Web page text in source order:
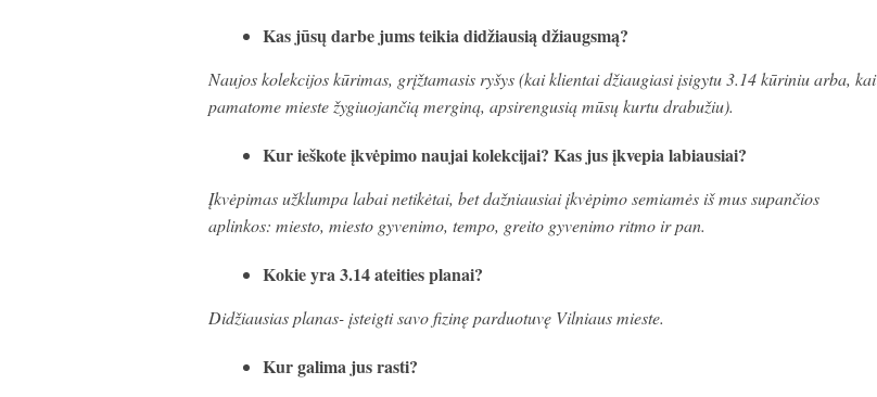
Kas jūsų darbe jums teikia didžiausią džiaugsmą?
Naujos kolekcijos kūrimas, grįžtamasis ryšys (kai klientai džiaugiasi įsigytu 3.14 kūriniu arba, kai
pamatome mieste žygiuojančią merginą, apsirengusią mūsų kurtu drabužiu).
Kur ieškote įkvėpimo naujai kolekcijai? Kas jus įkvepia labiausiai?
Įkvėpimas užklumpa labai netikėtai, bet dažniausiai įkvėpimo semiamės iš mus supančios
aplinkos: miesto, miesto gyvenimo, tempo, greito gyvenimo ritmo ir pan.
Kokie yra 3.14 ateities planai?
Didžiausias planas- įsteigti savo fizinę parduotuvę Vilniaus mieste.
Kur galima jus rasti?